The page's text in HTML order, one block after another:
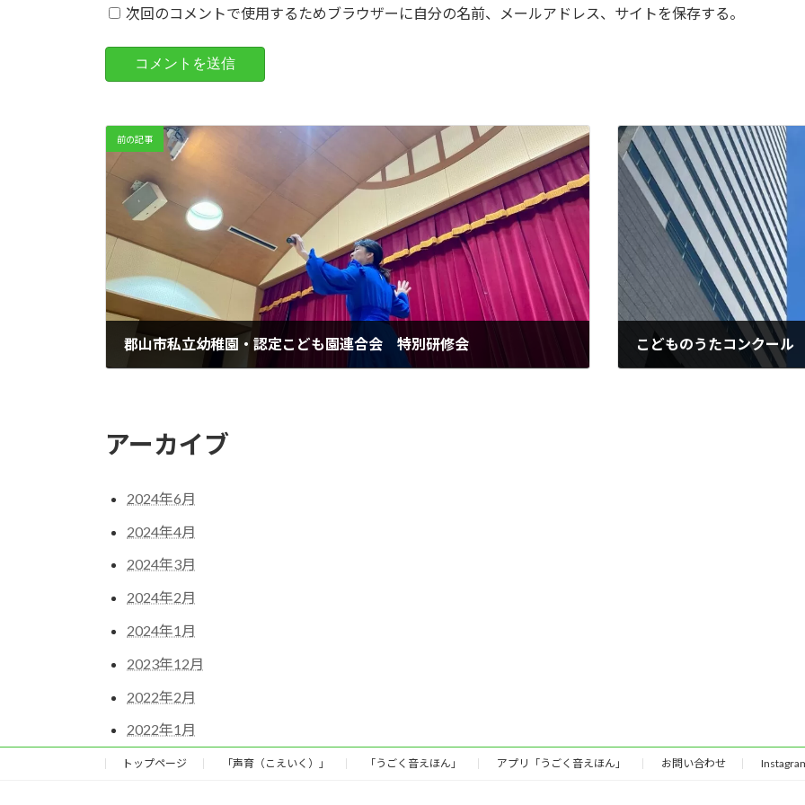
次回のコメントで使用するためブラウザーに自分の名前、メールアドレス、サイトを保存する。
前の記事
郡山市私立幼稚園・認定こども園連合会 特別研修会 こどものうたコンクール
アーカイブ
2024年6月
2024年4月
2024年3月
2024年2月
2024年1月
2023年12月
2022年2月
2022年1月
トップページ 「声育（こえいく）」 「うごく音えほん」 アプリ「うごく音えほん」 お問い合わせ